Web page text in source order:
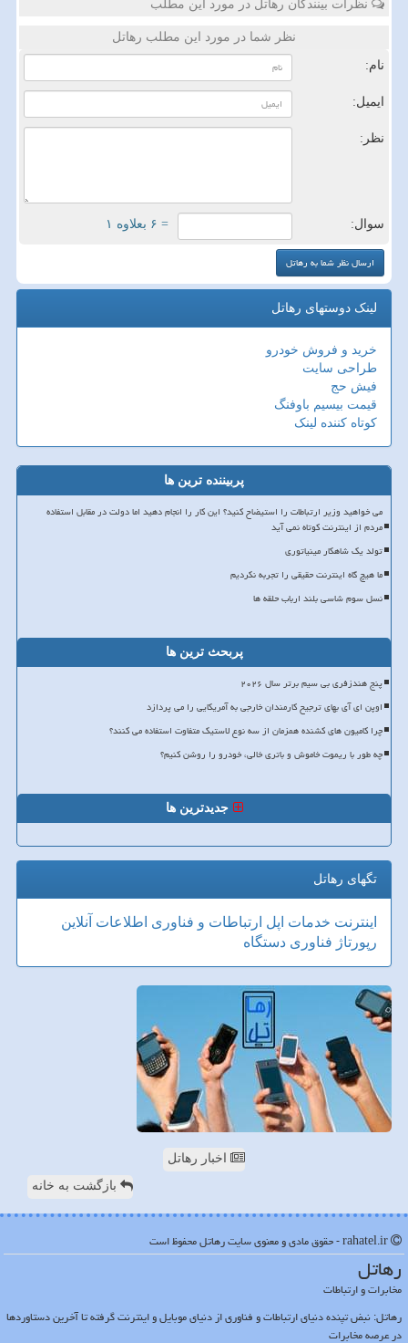
نظرات بینندگان رهاتل در مورد این مطلب
نظر شما در مورد این مطلب رهاتل
نام:
ایمیل:
نظر:
سوال: = ۶ بعلاوه ۱
لینک دوستهای رهاتل
خرید و فروش خودرو
طراحی سایت
فیش حج
قیمت بیسیم باوفنگ
کوتاه کننده لینک
پربیننده ترین ها
می خواهید وزیر ارتباطات را استیضاح کنید؟ این کار را انجام دهید اما دولت در مقابل استفاده
مردم از اینترنت کوتاه نمی آید
تولد یک شاهکار مینیاتوری
ما هیچ گاه اینترنت حقیقی را تجربه نکردیم
نسل سوم شاسی بلند ارباب حلقه ها
پربحث ترین ها
پنج هندزفری بی سیم برتر سال ۲۰۲۶
اوپن ای آی بهای ترجیح کارمندان خارجی به آمریکایی را می پردازد
چرا کامیون های کشنده همزمان از سه نوع لاستیک متفاوت استفاده می کنند؟
چه طور با ریموت خاموش و باتری خالی، خودرو را روشن کنیم؟
جدیدترین ها
تگهای رهاتل
اینترنت خدمات اپل ارتباطات و فناوری اطلاعات آنلاین
رپورتاژ فناوری دستگاه
اخبار رهاتل
بازگشت به خانه
رهاتل
مخابرات و ارتباطات
رهاتل: نبض تپنده دنیای ارتباطات و فناوری از دنیای موبایل و اینترنت گرفته تا آخرین دستاوردها
در عرصه مخابرات